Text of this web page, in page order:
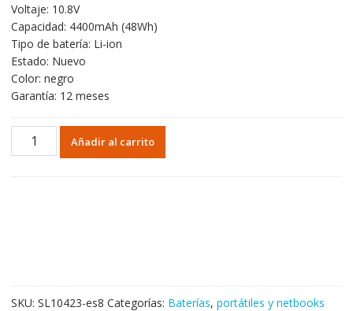
original
era:
44,20€.
es:
26,50€.
Voltaje: 10.8V
Capacidad: 4400mAh (48Wh)
Tipo de batería: Li-ion
Estado: Nuevo
Color: negro
Garantía: 12 meses
Batería
Añadir al carrito
SKU: SL10423-es8 Categorías: Baterías, portátiles y netbooks